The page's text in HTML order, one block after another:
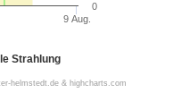
Strahlung
9 Aug.
0
helmstedt.de & highcharts.com